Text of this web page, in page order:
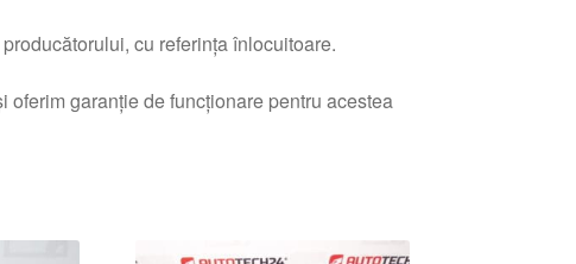
cu referința înlocuitoare.
garanție de funcționare pentru acestea